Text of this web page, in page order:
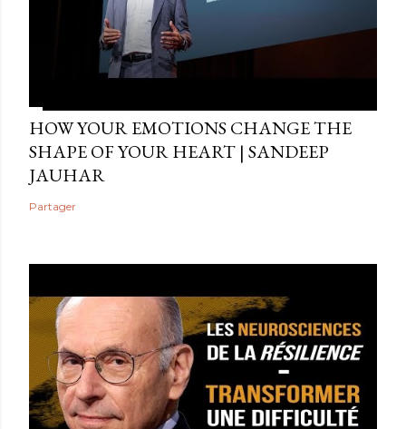
HOW YOUR EMOTIONS CHANGE THE
SHAPE OF YOUR HEART | SANDEEP
JAUHAR
Partager